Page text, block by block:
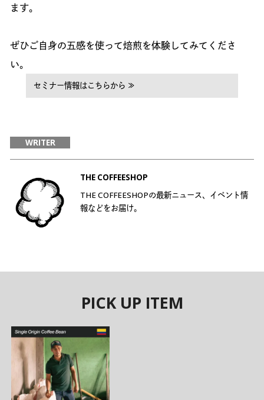
ます。
ぜひご自身の五感を使って焙煎を体験してみてくださ
い。
セミナー情報はこちらから ≫
WRITER
THE COFFEESHOP
THE COFFEESHOPの最新ニュース、イベント情
報などをお届け。
PICK UP ITEM